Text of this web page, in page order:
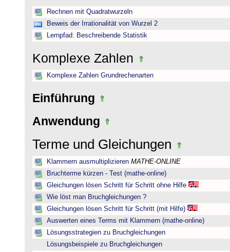
Rechnen mit Quadratwurzeln
Beweis der Irrationalität von Wurzel 2
Lernpfad: Beschreibende Statistik
Komplexe Zahlen
Komplexe Zahlen Grundrechenarten
Einführung
Anwendung
Terme und Gleichungen
Klammern ausmultiplizieren MATHE-ONLINE
Bruchterme kürzen - Test (mathe-online)
Gleichungen lösen Schritt für Schritt ohne Hilfe
Wie löst man Bruchgleichungen ?
Gleichungen lösen Schritt für Schritt (mit Hilfe)
Auswerten eines Terms mit Klammern (mathe-online)
Lösungsstrategien zu Bruchgleichungen
Lösungsbeispiele zu Bruchgleichungen